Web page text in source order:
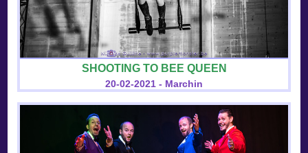
SHOOTING TO BEE QUEEN
20-02-2021 - Marchin